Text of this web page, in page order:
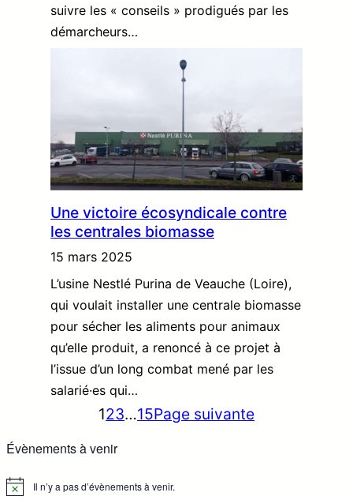
suivre les « conseils » prodigués par les
démarcheurs…
Une victoire écosyndicale contre
les centrales biomasse
15 mars 2025
L’usine Nestlé Purina de Veauche (Loire),
qui voulait installer une centrale biomasse
pour sécher les aliments pour animaux
qu’elle produit, a renoncé à ce projet à
l’issue d’un long combat mené par les
salarié·es qui…
123…15Page suivante
Évènements à venir
N
Il n’y a pas d’évènements à venir.